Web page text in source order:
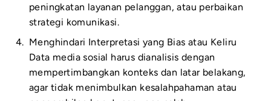
peningkatan layanan pelanggan, atau perbaikan
strategi komunikasi.
Menghindari Interpretasi yang Bias atau Keliru
Data media sosial harus dianalisis dengan
mempertimbangkan konteks dan latar belakang,
agar tidak menimbulkan kesalahpahaman atau